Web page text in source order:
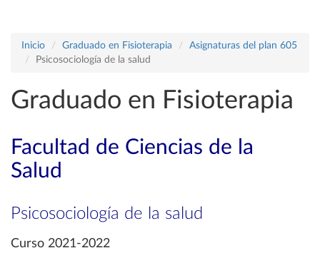
Inicio Graduado en Fisioterapia
Asignaturas del plan 605
Psicosociología de la salud
Graduado en Fisioterapia
Facultad de Ciencias de la
Salud
Psicosociología de la salud
Curso 2021-2022